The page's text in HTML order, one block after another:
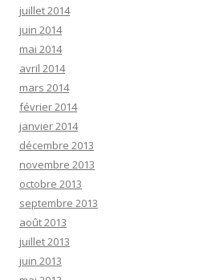
juillet 2014
juin 2014
mai 2014
avril 2014
mars 2014
février 2014
janvier 2014
décembre 2013
novembre 2013
octobre 2013
septembre 2013
août 2013
juillet 2013
juin 2013